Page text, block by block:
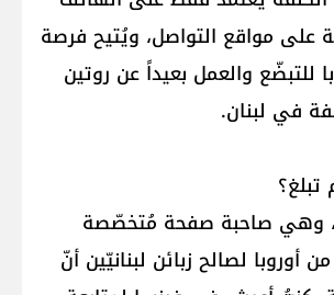
على مواقع التواصل، ويُتيح فرصة
للتبضّع والعمل بعيداً عن روتين
في لبنان.
تبلغ؟
وهي صاحبة صفحة مُتخصّصة
أوروبا لصالح زبائن لبنانيّين أنّ